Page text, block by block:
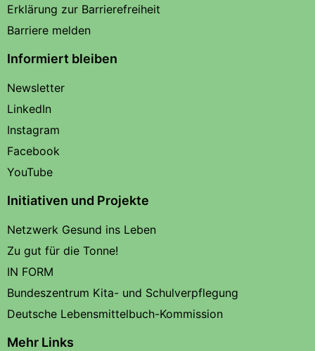
Erklärung zur Barrierefreiheit
Barriere melden
Informiert bleiben
Newsletter
LinkedIn
Instagram
Facebook
YouTube
Initiativen und Projekte
Netzwerk Gesund ins Leben
Zu gut für die Tonne!
IN FORM
Bundeszentrum Kita- und Schulverpflegung
Deutsche Lebensmittelbuch-Kommission
Mehr Links